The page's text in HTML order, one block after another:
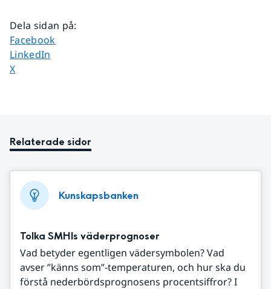
Dela sidan på:
Dela sidan på
Facebook
Dela sidan på
LinkedIn
Dela sidan på
X
Relaterade sidor
Kunskapsbanken
Tolka SMHIs väderprognoser
Vad betyder egentligen vädersymbolen? Vad
avser ”känns som”-temperaturen, och hur ska du
förstå nederbördsprognosens procentsiffror? I